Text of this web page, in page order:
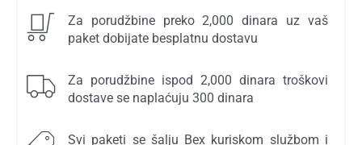
Za porudžbine preko 2,000 dinara uz vaš
paket dobijate besplatnu dostavu
Za porudžbine ispod 2,000 dinara troškovi
dostave se naplaćuju 300 dinara
Svi paketi se šalju Bex kuriskom službom i